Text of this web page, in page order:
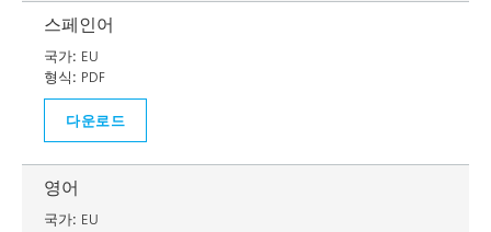
스페인어
국가: EU
형식: PDF
다운로드
영어
국가: EU